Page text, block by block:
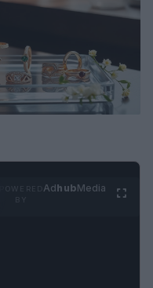
AdhubMedia